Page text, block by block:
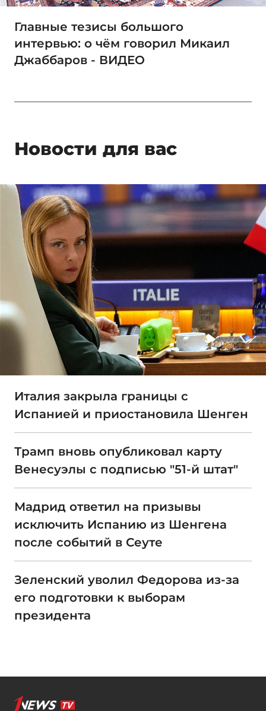
Главные тезисы большого
интервью: о чём говорил Микаил
Джаббаров - ВИДЕО
Новости для вас
Италия закрыла границы с
Испанией и приостановила Шенген
Трамп вновь опубликовал карту
Венесуэлы с подписью "51-й штат"
Мадрид ответил на призывы
исключить Испанию из Шенгена
после событий в Сеуте
Зеленский уволил Федорова из-за
его подготовки к выборам
президента